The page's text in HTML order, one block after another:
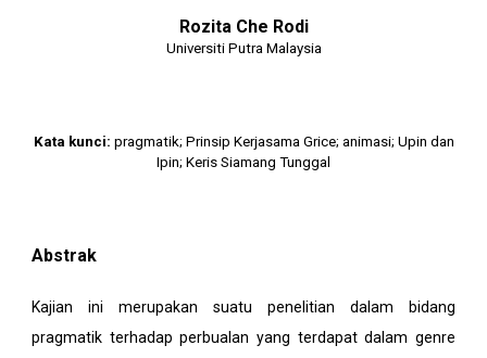
Rozita Che Rodi
Universiti Putra Malaysia
Kata kunci: pragmatik; Prinsip Kerjasama Grice; animasi; Upin dan
Ipin; Keris Siamang Tunggal
Abstrak
Kajian ini merupakan suatu penelitian dalam bidang
pragmatik terhadap perbualan yang terdapat dalam genre